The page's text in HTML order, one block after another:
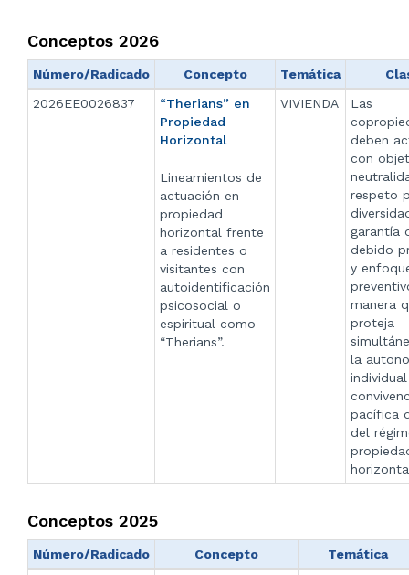
Conceptos 2026
Número/Radicado Concepto Temática
2026EE0026837
“Therians” en
Propiedad
Horizontal
Lineamientos de
actuación en
propiedad
horizontal frente
a residentes o
visitantes con
autoidentificación
psicosocial o
espiritual como
“Therians”.
VIVIENDA
Las
deben
con
respeto
garantía
debido
y
manera
proteja
la
pacífica
del
Conceptos 2025
Número/Radicado Concepto
Temática